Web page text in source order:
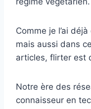
Comme je l’ai
mais aussi dans
articles, flirter est
Notre ère des
connaisseur en